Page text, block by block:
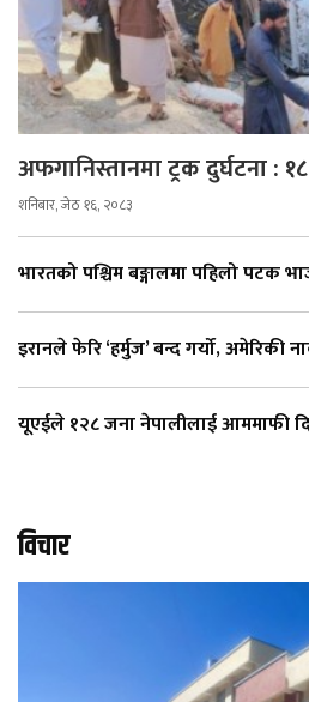
अफगानिस्तानमा ट्रक दुर्घटना :
शनिबार, जेठ १६, २०८३
भारतको पश्चिम बङ्गालमा पहिलो पटक
इरानले फेरि ‘हर्मुज’ बन्द गर्यो, अमेरिकी
यूएईले १२८ जना नेपालीलाई आममाफी
विचार